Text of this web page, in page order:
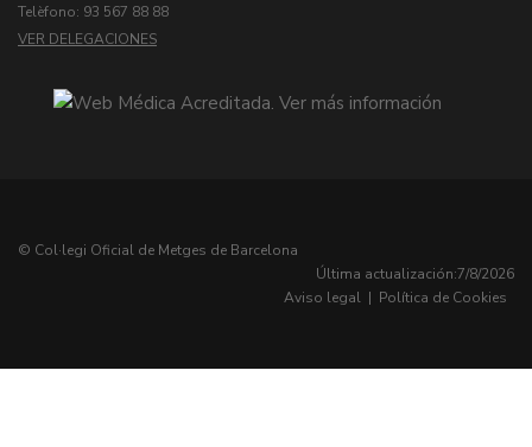
Telèfono: 93 567 88 88
VER DELEGACIONES
© Col·legi Oficial de Metges de Barcelona
Última actualización:7/8/2026
Aviso legal | Política de Cookies